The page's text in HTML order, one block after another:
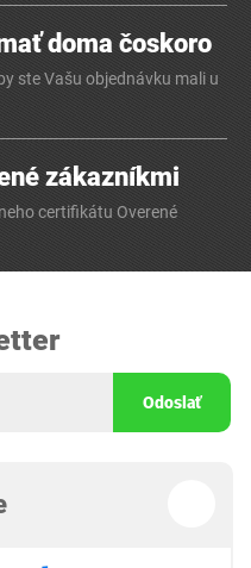
doma čoskoro
ste Vašu objednávku mali u
zákazníkmi
certifikátu Overené
Odoslať